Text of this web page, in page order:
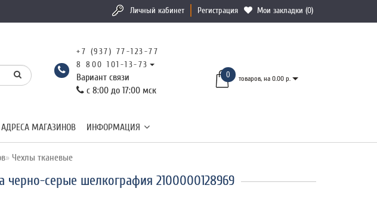
Личный кабинет Регистрация Мои закладки (0)
+7 (937) 77-123-77
8 800 101-13-73
Вариант связи
с 8:00 до 17:00 мск
0 товаров, на 0.00 р.
АДРЕСА МАГАЗИНОВ ИНФОРМАЦИЯ
Чехлы тканевые
черно-серые шелкография 2100000128969